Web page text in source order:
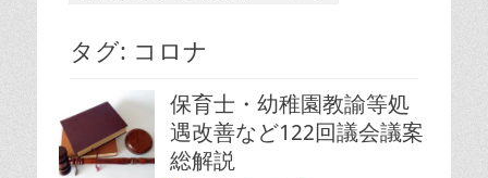
タグ: コロナ
保育士・幼稚園教諭等処
遇改善など122回議会議案
総解説